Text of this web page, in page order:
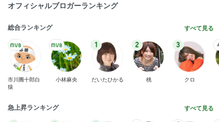
オフィシャルブロガーランキング
総合ランキング すべて見る
市川團十郎白
猿
小林麻央
1
だいたひかる
2
桃
3
クロ
急上昇ランキング すべて見る